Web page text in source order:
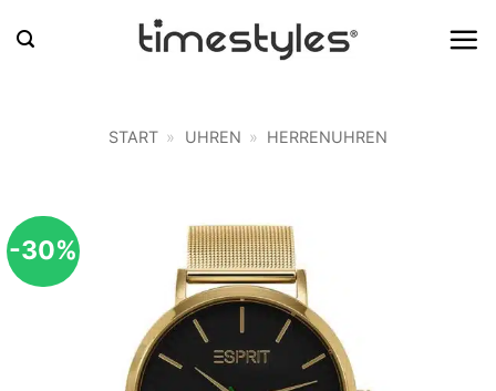
Inhalt
START » UHREN » HERRENUHREN
-30%